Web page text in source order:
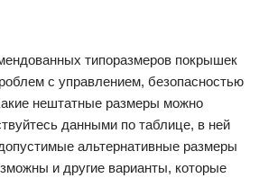
типоразмеров покрышек
с управлением, безопасностью
нештатные размеры можно
данными по таблице, в ней
альтернативные размеры
и другие варианты, которые